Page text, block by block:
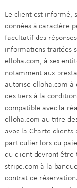
Le client est informé,
données à caractère
facultatif des
informations traitées
elloha.com, à ses
notamment aux
autorise elloha.com à
des tiers à la
compatible avec la
elloha.com au titre
avec la Charte clients
particulier lors du
du client devront être
stripe.com à la
contrat de